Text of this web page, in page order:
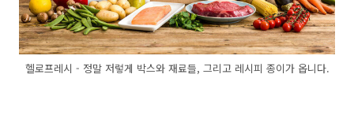
헬로프레시 - 정말 저렇게 박스와 재료들, 그리고 레시피 종이가 옵니다.